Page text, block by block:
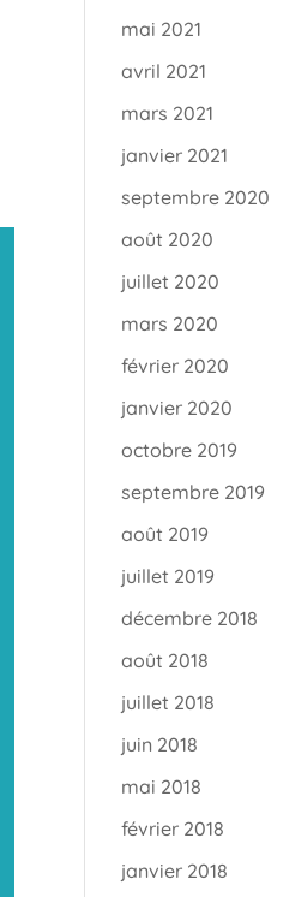
mai 2021
avril 2021
mars 2021
janvier 2021
septembre 2020
août 2020
juillet 2020
mars 2020
février 2020
janvier 2020
octobre 2019
septembre 2019
août 2019
juillet 2019
décembre 2018
août 2018
juillet 2018
juin 2018
mai 2018
février 2018
janvier 2018